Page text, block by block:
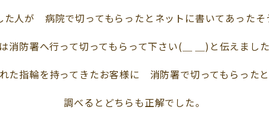
た人が 病院で切ってもらったとネットに書いてあったそ
消防署へ行って切ってもらって下さい(＿ ＿)と伝えまし
た指輪を持ってきたお客様に 消防署で切ってもらった
調べるとどちらも正解でした。